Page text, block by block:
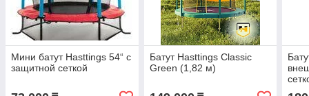
Мини батут Hasttings 54“ с
защитной сеткой
Батут Hasttings Classic
Green (1,82 м)